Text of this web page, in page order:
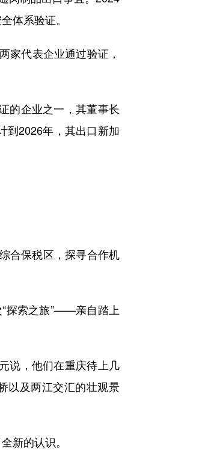
体系验证。
代表企业通过验证，
的企业之一，其董事长
到2026年，其出口新加
合保税区，探寻合作机
探索之旅”——亲自踏上
说，他们在重庆待上几
以及两江交汇的壮观景
新的认识。